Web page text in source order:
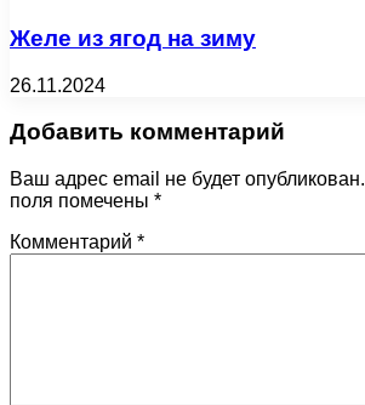
Желе из ягод на зиму
26.11.2024
Добавить комментарий
Ваш адрес email не будет опубликован.
поля помечены *
Комментарий *